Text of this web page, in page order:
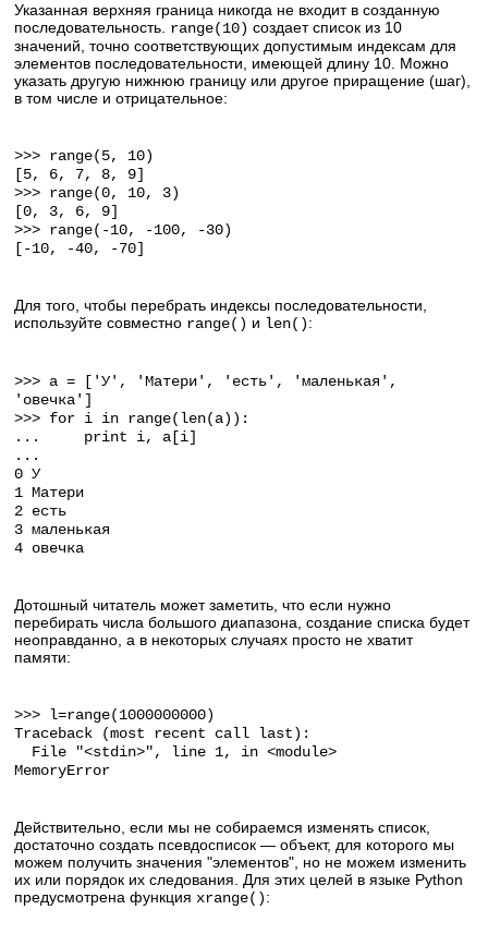
Указанная верхняя граница никогда не входит в созданную
последовательность. range(10) создает список из 10
значений, точно соответствующих допустимым индексам для
элементов последовательности, имеющей длину 10. Можно
указать другую нижнюю границу или другое приращение (шаг),
в том числе и отрицательное:
>>> range(5, 10)
[5, 6, 7, 8, 9]
>>> range(0, 10, 3)
[0, 3, 6, 9]
>>> range(-10, -100, -30)
[-10, -40, -70]
Для того, чтобы перебрать индексы последовательности,
используйте совместно range() и len():
>>> a = ['У', 'Матери', 'есть', 'маленькая',
'овечка']
>>> for i in range(len(a)):
... print i, a[i]
...
0 У
1 Матери
2 есть
3 маленькая
4 овечка
Дотошный читатель может заметить, что если нужно
перебирать числа большого диапазона, создание списка будет
неоправданно, а в некоторых случаях просто не хватит
памяти:
>>> l=range(1000000000)
Traceback (most recent call last):
File "<stdin>", line 1, in <module>
MemoryError
Действительно, если мы не собираемся изменять список,
достаточно создать псевдосписок — объект, для которого мы
можем получить значения "элементов", но не можем изменить
их или порядок их следования. Для этих целей в языке Python
предусмотрена функция xrange():